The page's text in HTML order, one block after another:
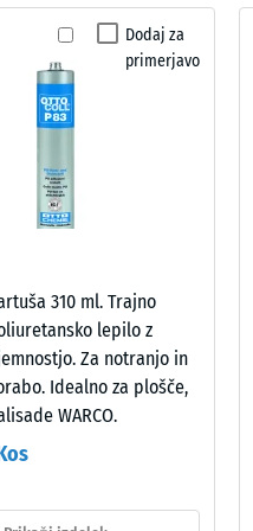
lestvice 2 = "dobro" (BS 7188)
(600 l/h/m²)
kot ca. 16°, skupina R10
0,11 W/(m·K)
Dodaj za
primerjavo
310 ml. Trajno
lepilo z
Za notranjo in
Idealno za plošče,
WARCO.